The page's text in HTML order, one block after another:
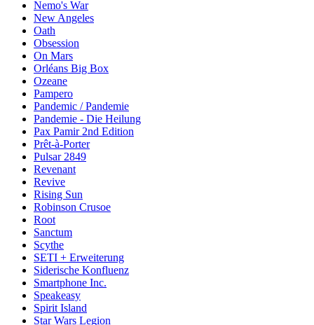
Nemo's War
New Angeles
Oath
Obsession
On Mars
Orléans Big Box
Ozeane
Pampero
Pandemic / Pandemie
Pandemie - Die Heilung
Pax Pamir 2nd Edition
Prêt-à-Porter
Pulsar 2849
Revenant
Revive
Rising Sun
Robinson Crusoe
Root
Sanctum
Scythe
SETI + Erweiterung
Siderische Konfluenz
Smartphone Inc.
Speakeasy
Spirit Island
Star Wars Legion